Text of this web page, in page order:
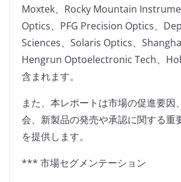
Moxtek、Rocky Mountain
Optics、PFG Precision Optics、
Sciences、Solaris Optics、
Hengrun Optoelectronic Tech、
含まれます。
また、本レポートは市場の促進要因
会、新製品の発売や承認に関する重
を提供します。
*** 市場セグメンテーション